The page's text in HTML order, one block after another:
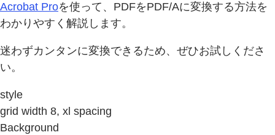
Acrobat Proを使って、PDFをPDF/Aに変換する方法を
わかりやすく解説します。
迷わずカンタンに変換できるため、ぜひお試しくださ
い。
style
grid width 8, xl spacing
Background